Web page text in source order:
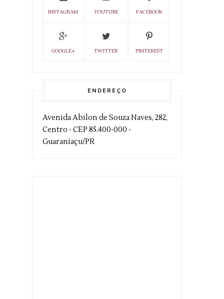
INSTAGRAM YOUTUBE FACEBOOK
GOOGLE+ TWITTER PINTEREST
ENDEREÇO
Avenida Abilon de Souza Naves, 282,
Centro - CEP 85.400-000 -
Guaraniaçu/PR